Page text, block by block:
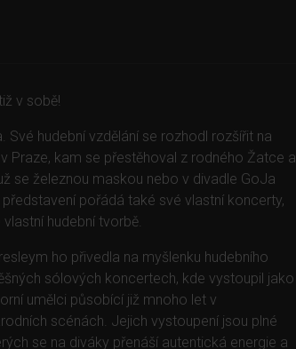
v sobě!
hudební vzdělání se rozhodl rozšířit na
Praze, kam se přestěhoval z rodného Žatce a
se železnou maskou nebo v divadle GoJa
pořádá také své vlastní koncerty,
hudební tvorbě.
ho přivedla na myšlenku hudebního
sólových koncertech, kde vystoupil jako
umělci působící již mnoho let v
scénách. Jejich vystoupení jsou plné
se na diváky přenáší autentická energie a